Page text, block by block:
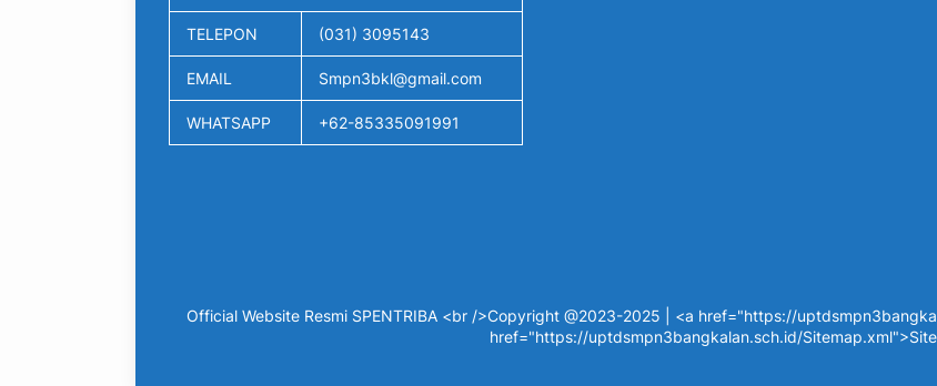
TELEPON (031) 3095143
EMAIL Smpn3bkl@gmail.com
WHATSAPP +62-85335091991
Official Website Resmi SPENTRIBA <br />Copyright @2023-2025 | <a href="https://
href="https://uptdsmpn3bangkalan.sch.id/